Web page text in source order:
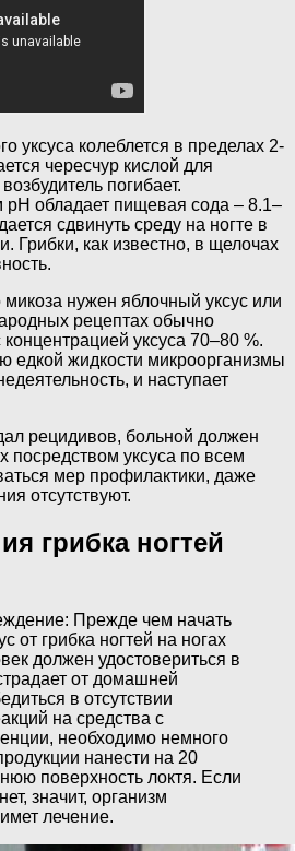
уксуса колеблется в пределах 2-
чересчур кислой для
погибает.
обладает пищевая сода – 8.1–
сдвинуть среду на ногте в
Грибки, как известно, в щелочах
микоза нужен яблочный уксус или
рецептах обычно
уксуса 70–80 %.
едкой жидкости микроорганизмы
и наступает
рецидивов, больной должен
посредством уксуса по всем
мер профилактики, даже
отсутствуют.
грибка ногтей
Прежде чем начать
от грибка ногтей на ногах
должен удостовериться в
от домашней
в отсутствии
на средства с
необходимо немного
нанести на 20
поверхность локтя. Если
значит, организм
лечение.